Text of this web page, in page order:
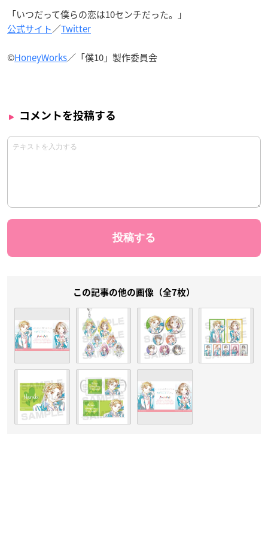
「いつだって僕らの恋は10センチだった。」
公式サイト／Twitter
©HoneyWorks／「僕10」製作委員会
コメントを投稿する
この記事の他の画像（全7枚）